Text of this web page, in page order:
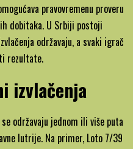
pravovremenu proveru
dobitaka. U Srbiji postoji
održavaju, a svaki igrač
rezultate.
izvlačenja
održavaju jednom ili više puta
lutrije. Na primer, Loto 7/39